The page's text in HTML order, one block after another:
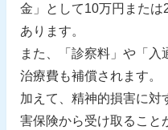
金」として10万円また
あります。
また、「診察料」や「
治療費も補償されます。
加えて、精神的損害に対
害保険から受け取ること